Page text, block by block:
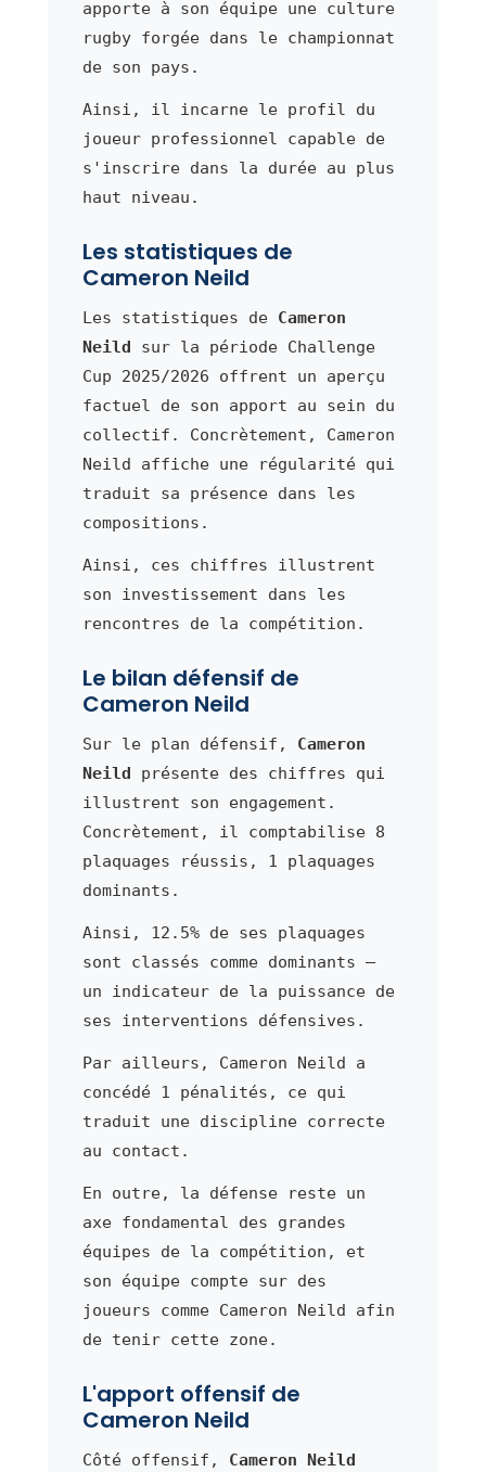
apporte à son équipe une culture
rugby forgée dans le championnat
de son pays.
Ainsi, il incarne le profil du
joueur professionnel capable de
s'inscrire dans la durée au plus
haut niveau.
Les statistiques de
Cameron Neild
Les statistiques de Cameron
Neild sur la période Challenge
Cup 2025/2026 offrent un aperçu
factuel de son apport au sein du
collectif. Concrètement, Cameron
Neild affiche une régularité qui
traduit sa présence dans les
compositions.
Ainsi, ces chiffres illustrent
son investissement dans les
rencontres de la compétition.
Le bilan défensif de
Cameron Neild
Sur le plan défensif, Cameron
Neild présente des chiffres qui
illustrent son engagement.
Concrètement, il comptabilise 8
plaquages réussis, 1 plaquages
dominants.
Ainsi, 12.5% de ses plaquages
sont classés comme dominants —
un indicateur de la puissance de
ses interventions défensives.
Par ailleurs, Cameron Neild a
concédé 1 pénalités, ce qui
traduit une discipline correcte
au contact.
En outre, la défense reste un
axe fondamental des grandes
équipes de la compétition, et
son équipe compte sur des
joueurs comme Cameron Neild afin
de tenir cette zone.
L'apport offensif de
Cameron Neild
Côté offensif, Cameron Neild